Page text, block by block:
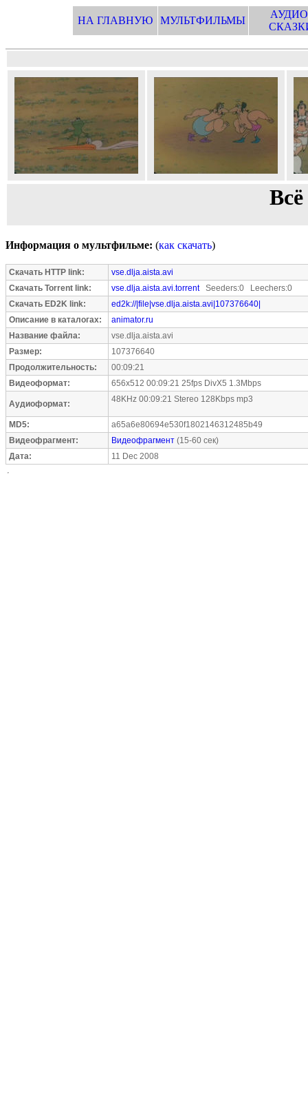
НА ГЛАВНУЮ МУЛЬТФИЛЬМЫ
Информация о мультфильме: (как скачать)
Скачать HTTP link:
vse.dlja.aista.avi
Скачать Torrent link:
vse.dlja.aista.avi.torrentSeeders:0 Leechers:0
Скачать ED2K link:
ed2k://|file|vse.dlja.aista.avi|107376640|
Описание в каталогах:
animator.ru
Название файла:
vse.dlja.aista.avi
Размер:
107376640
Продолжительность:
00:09:21
Видеоформат:
656x512 00:09:21 25fps DivX5 1.3Mbps
Аудиоформат: 48KHz 00:09:21 Stereo 128Kbps mp3
MD5:
a65a6e80694e530f1802146312485b49
Видеофрагмент:
Видеофрагмент (15-60 сек)
Дата:
11 Dec 2008